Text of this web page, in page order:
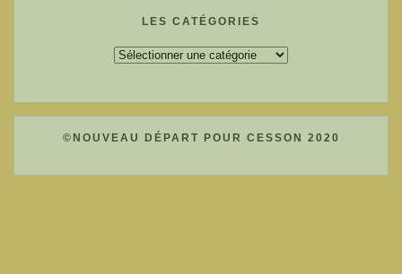
LES CATÉGORIES
Les
©NOUVEAU DÉPART POUR CESSON 2020